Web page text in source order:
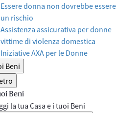
Essere donna non dovrebbe essere
un rischio
Assistenza assicurativa per donne
vittime di violenza domestica
Iniziative AXA per le Donne
Beni
Beni
la tua Casa e i tuoi Beni